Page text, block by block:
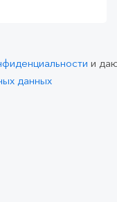
и
данных